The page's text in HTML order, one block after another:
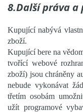
8.Další práva
Kupující nabývá
zboží.
Kupující bere na
tvořící webové
zboží) jsou chráněny
nebude vykonávat
třetím osobám
užít programové